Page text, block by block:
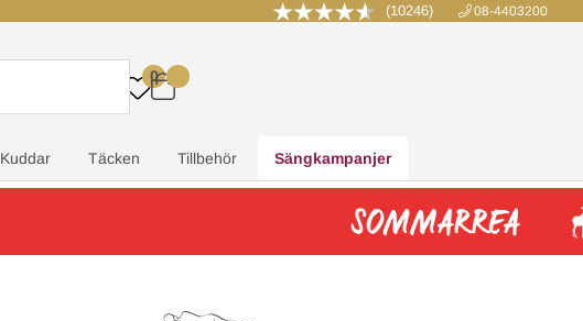
(10246) 08-4403200
0
..
Kuddar Täcken Tillbehör Sängkampanjer